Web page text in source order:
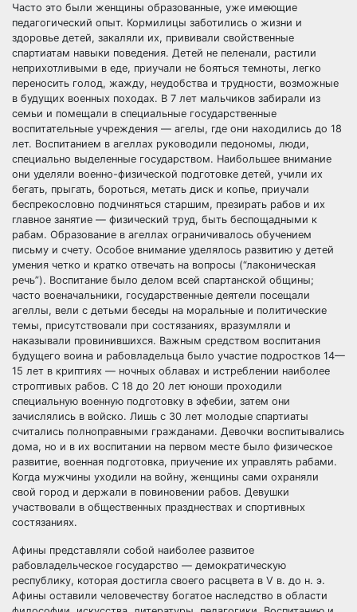
Часто это были женщины образованные, уже имеющие
педагогический опыт. Кормилицы заботились о жизни и
здоровье детей, закаляли их, прививали свойственные
спартиатам навыки поведения. Детей не пеленали, растили
неприхотливыми в еде, приучали не бояться темноты, легко
переносить голод, жажду, неудобства и трудности, возможные
в будущих военных походах. В 7 лет мальчиков забирали из
семьи и помещали в специальные государственные
воспитательные учреждения — агелы, где они находились до 18
лет. Воспитанием в агеллах руководили педономы, люди,
специально выделенные государством. Наибольшее внимание
они уделяли военно-физической подготовке детей, учили их
бегать, прыгать, бороться, метать диск и копье, приучали
беспрекословно подчиняться старшим, презирать рабов и их
главное занятие — физический труд, быть беспощадными к
рабам. Образование в агеллах ограничивалось обучением
письму и счету. Особое внимание уделялось развитию у детей
умения четко и кратко отвечать на вопросы (“лаконическая
речь”). Воспитание было делом всей спартанской общины;
часто военачальники, государственные деятели посещали
агеллы, вели с детьми беседы на моральные и политические
темы, присутствовали при состязаниях, вразумляли и
наказывали провинившихся. Важным средством воспитания
будущего воина и рабовладельца было участие подростков 14—
15 лет в криптиях — ночных облавах и истреблении наиболее
строптивых рабов. С 18 до 20 лет юноши проходили
специальную военную подготовку в эфебии, затем они
зачислялись в войско. Лишь с 30 лет молодые спартиаты
считались полноправными гражданами. Девочки воспитывались
дома, но и в их воспитании на первом месте было физическое
развитие, военная подготовка, приучение их управлять рабами.
Когда мужчины уходили на войну, женщины сами охраняли
свой город и держали в повиновении рабов. Девушки
участвовали в общественных празднествах и спортивных
состязаниях.
Афины представляли собой наиболее развитое
рабовладельческое государство — демократическую
республику, которая достигла своего расцвета в V в. до н. э.
Афины оставили человечеству богатое наследство в области